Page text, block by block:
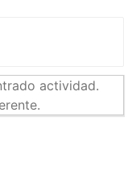
actividad.